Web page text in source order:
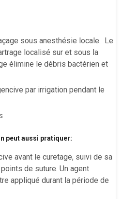
sous anesthésie locale. Le
localisé sur et sous la
élimine le débris bactérien et
par irrigation pendant le
peut aussi pratiquer:
avant le curetage, suivi de sa
de suture. Un agent
appliqué durant la période de